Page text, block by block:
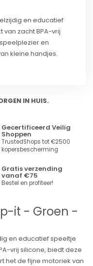
en educatief
van zacht BPA-vrij
en
kleine handjes.
IN HUIS.
Gecertificeerd Veilig
Shoppen
TrustedShops tot €2500
kopersbescherming
Gratis verzending
vanaf €75
Bestel en profiteer!
it - Groen -
en educatief speeltje
vrij silicone, biedt deze
het de fijne motoriek van